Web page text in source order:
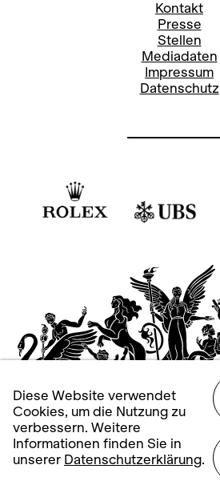
Kontakt
Presse
Stellen
Mediadaten
Impressum
Datenschutz
Diese Website verwendet
Cookies, um die Nutzung zu
verbessern. Weitere
Informationen finden Sie in
unserer Datenschutzerklärung.